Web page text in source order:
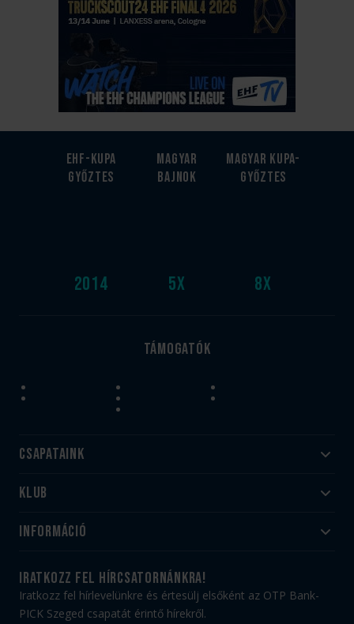
EHF-Kupa
győztes
2014
Magyar
bajnok
5x
Magyar kupa-
győztes
8x
Támogatók
Csapataink
Felnőtt
Utánpótlás
Klub
#HandballFamily
Munkatársaink
PICK Aréna
Sajtóakkreditáció
Információ
Jegy- és bérletvásárlás
Webshop
iratkozz fel hírcsatornánkra!
Iratkozz fel hírlevelünkre és értesülj elsőként az OTP Bank-
PICK Szeged csapatát érintő hírekről.